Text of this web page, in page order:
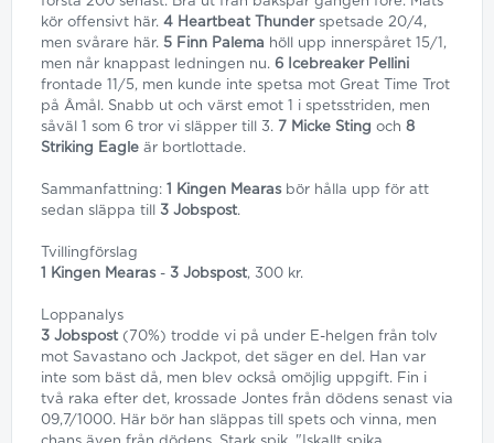
kör offensivt här. 4 Heartbeat Thunderspetsade 20/4,
men svårare här. 5 Finn Palema höll upp innerspåret 15/1,
men når knappast ledningen nu. 6 Icebreaker Pellini
frontade 11/5, men kunde inte spetsa mot Great Time Trot
på Åmål. Snabb ut och värst emot 1 i spetsstriden, men
såväl 1 som 6 tror vi släpper till 3. 7 Micke Sting och 8
Striking Eagle är bortlottade.
Sammanfattning: 1 Kingen Mearasbör hålla upp för att
sedan släppa till 3 Jobspost.
Tvillingförslag
1 Kingen Mearas- 3 Jobspost, 300 kr.
Loppanalys
3 Jobspost (70%) trodde vi på under E-helgen från tolv
mot Savastano och Jackpot, det säger en del. Han var
inte som bäst då, men blev också omöjlig uppgift. Fin i
två raka efter det, krossade Jontes från dödens senast via
09,7/1000. Här bör han släppas till spets och vinna, men